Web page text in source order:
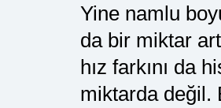
Yine namlu
da bir miktar
hız farkını da
miktarda değil.